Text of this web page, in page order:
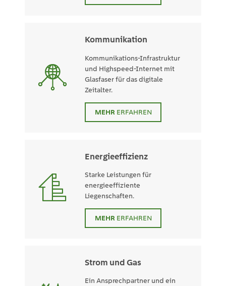
Kommunikation
Kommunikations-Infrastruktur
und Highspeed-Internet mit
Glasfaser für das digitale
Zeitalter.
MEHR ERFAHREN
Energieeffizienz
Starke Leistungen für
energieeffiziente
Liegenschaften.
MEHR ERFAHREN
Strom und Gas
Ein Ansprechpartner und ein